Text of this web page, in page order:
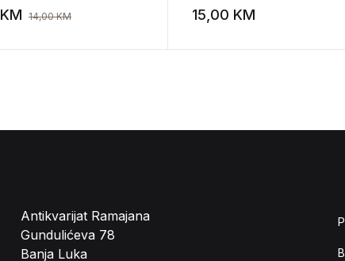
KM 14,00KM Add to wishlist
15,00 KM
Antikvarijat Ramajana
Gundulićeva 78
Banja Luka